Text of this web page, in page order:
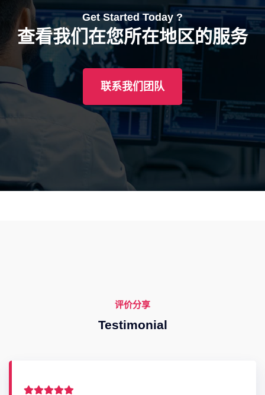
Get Started Today ?
查看我们在您所在地区的服务
联系我们团队
评价分享
Testimonial